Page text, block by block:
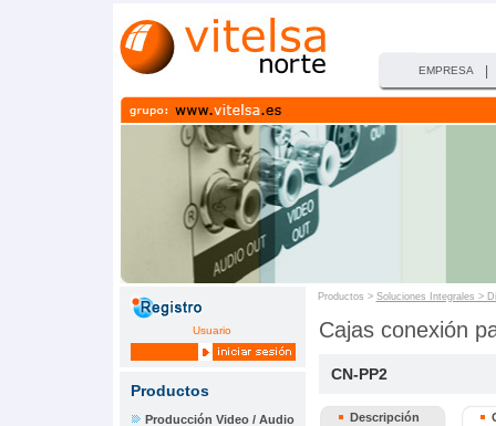
EMPRESA
Usuario
Productos
Producción Video / Audio
Productos > Soluciones Integrales >
Cajas conexión
CN-PP2
Descripción